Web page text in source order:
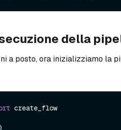
della
a posto, ora inizializziamo la
create_flow